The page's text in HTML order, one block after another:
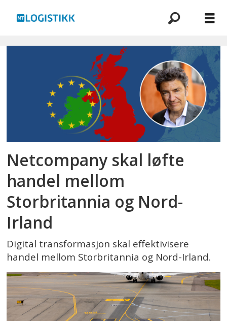
Emne:
netcompany
Netcompany skal løfte
handel mellom
Storbritannia og Nord-
Irland
Digital transformasjon skal effektivisere
handel mellom Storbritannia og Nord-Irland.